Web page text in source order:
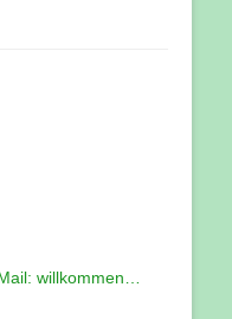
willkommen…